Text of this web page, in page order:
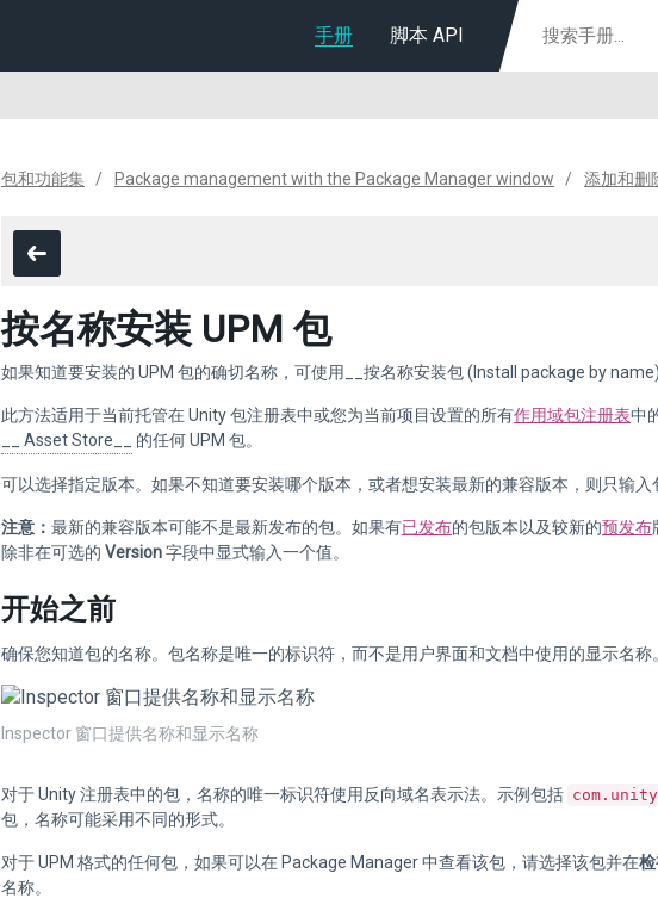
手册 脚本 API
包和功能集 Package management with the Package Manager window 添加和删
按名称安装 UPM 包
如果知道要安装的 UPM 包的确切名称，可使用__按名称安装包 (Install package by
此方法适用于当前托管在 Unity 包注册表中或您为当前项目设置的所有作用域包注册表中
__ Asset Store__
的任何 UPM 包。
可以选择指定版本。如果不知道要安装哪个版本，或者想安装最新的兼容版本，则只输入
注意： 最新的兼容版本可能不是最新发布的包。如果有已发布的包版本以及较新的预发布
除非在可选的 Version字段中显式输入一个值。
开始之前
确保您知道包的名称。包名称是唯一的标识符，而不是用户界面和文档中使用的显示名称。
Inspector 窗口提供名称和显示名称
对于 Unity 注册表中的包，名称的唯一标识符使用反向域名表示法。示例包括
包，名称可能采用不同的形式。
对于 UPM 格式的任何包，如果可以在 Package Manager 中查看该包，请选择该包并在
名称。